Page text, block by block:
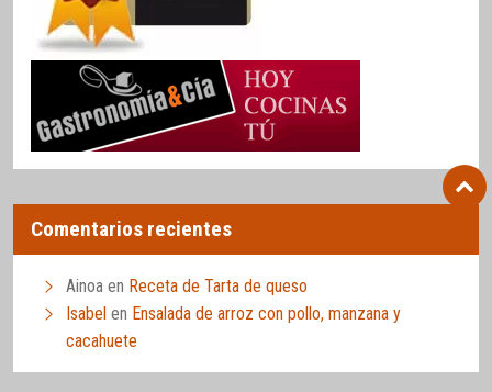
Comentarios recientes
Ainoa en Receta de Tarta de queso
Isabel en Ensalada de arroz con pollo, manzana y
cacahuete